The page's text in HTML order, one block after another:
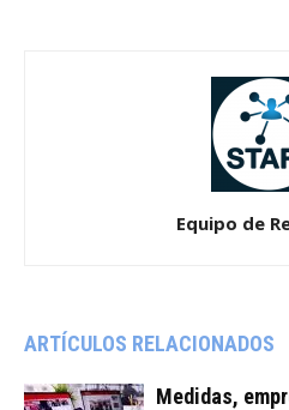
Equipo de
ARTÍCULOS RELACIONADOS
Medidas,